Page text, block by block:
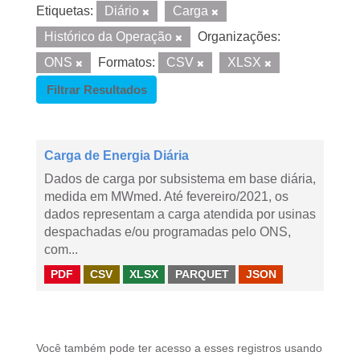
Etiquetas: Diário
Carga
Histórico da Operação
Organizações:
ONS
Formatos: CSV
XLSX
Filtrar Resultados
Carga de Energia Diária
Dados de carga por subsistema em base diária,
medida em MWmed. Até fevereiro/2021, os
dados representam a carga atendida por usinas
despachadas e/ou programadas pelo ONS,
com...
PDF CSV XLSX PARQUET JSON
Você também pode ter acesso a esses registros usando